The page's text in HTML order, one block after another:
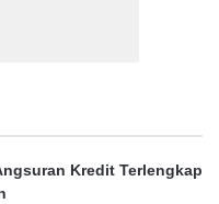
Kredit Terlengkap